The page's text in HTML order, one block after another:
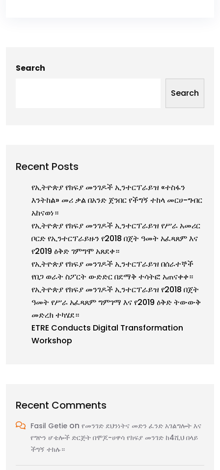
Search
Search
Recent Posts
የኢትዮጵያ የክፍያ መንገዶች ኢንተርፕራይዝ «ተስፋን
እንትከል» መሪ ቃል በአንድ ጀንበር የችግኝ ተከላ መርሀ-ግብር
አከናወነ።
የኢትዮጵያ የክፍያ መንገዶች ኢንተርፕራይዝ የሥራ አመሪር
ቦርድ የኢንተርፕራይዙን የ2018 በጀት ዓመት አፈጻጸም እና
የ2019 ዕቅድ ገምግሞ አጸደቀ።
የኢትዮጵያ የክፍያ መንገዶች ኢንተርፕራይዝ በሰራተኞች
የበጋ ወራት ስፖርት ውድድር በደማቅ ተሳትፎ አጠናቀቀ።
የኢትዮጵያ የክፍያ መንገዶች ኢንተርፕራይዝ የ2018 በጀት
ዓመት የሥራ አፈጻጸም ግምገማ እና የ2019 ዕቅድ ትውውቅ
መድረክ ተካሄደ።
ETRE Conducts Digital Transformation
Workshop
Recent Comments
Fasil Getie on የመንገድ ደህንነትና መድን ፈንድ አገልግሎት እና
የግዮን ሆቴሎች ድርጅት በሞጆ-ሀዋሳ የክፍያ መንገድ ከ4ሺህ በላይ
ችግኝ ተክሉ።